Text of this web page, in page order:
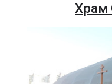
Храм